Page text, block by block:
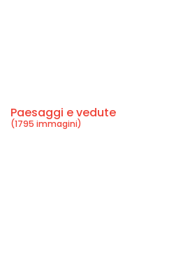
Paesaggi e vedute
(1795 immagini)